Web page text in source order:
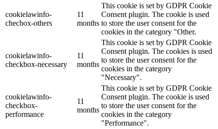
cookielawinfo-
checbox-others
11
months
This cookie is set by GDPR Cookie
Consent plugin. The cookie is used
to store the user consent for the
cookies in the category "Other.
cookielawinfo-
checkbox-necessary
11
months
This cookie is set by GDPR Cookie
Consent plugin. The cookies is used
to store the user consent for the
cookies in the category
"Necessary".
cookielawinfo-
checkbox-
performance
11
months
This cookie is set by GDPR Cookie
Consent plugin. The cookie is used
to store the user consent for the
cookies in the category
"Performance".